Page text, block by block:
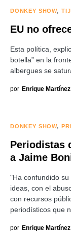
DONKEY SHOW
EU no
Esta política,
botella” en la
albergues se
por Enrique
DONKEY SHOW
Periodistas
a Jaime
"Ha confundido
ideas, con el
con recursos
periodísticos que
por Enrique